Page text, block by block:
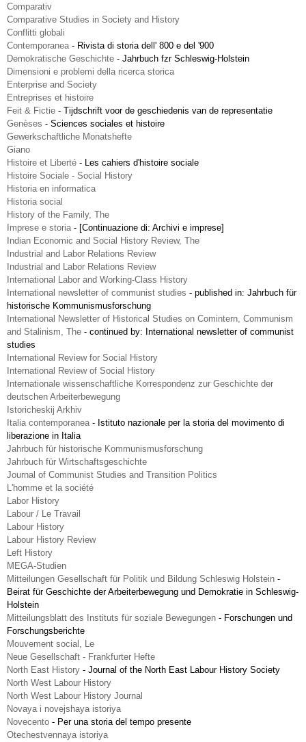
Comparativ
Comparative Studies in Society and History
Conflitti globali
Contemporanea- Rivista di storia dell' 800 e del '900
Demokratische Geschichte - Jahrbuch fzr Schleswig-Holstein
Dimensioni e problemi della ricerca storica
Enterprise and Society
Entreprises et histoire
Feit & Fictie - Tijdschrift voor de geschiedenis van de representatie
Genèses - Sciences sociales et histoire
Gewerkschaftliche Monatshefte
Giano
Histoire et Liberté - Les cahiers d'histoire sociale
Histoire Sociale - Social History
Historia en informatica
Historia social
History of the Family, The
Imprese e storia- [Continuazione di: Archivi e imprese]
Indian Economic and Social History Review, The
Industrial and Labor Relations Review
Industrial and Labor Relations Review
International Labor and Working-Class History
International newsletter of communist studies - published in: Jahrbuch für
historische Kommunismusforschung
International Newsletter of Historical Studies on Comintern, Communism
and Stalinism, The - continued by: International newsletter of communist
studies
International Review for Social History
International Review of Social History
Internationale wissenschaftliche Korrespondenz zur Geschichte der
deutschen Arbeiterbewegung
Istoricheskij Arkhiv
Italia contemporanea- Istituto nazionale per la storia del movimento di
liberazione in Italia
Jahrbuch für historische Kommunismusforschung
Jahrbuch für Wirtschaftsgeschichte
Journal of Communist Studies and Transition Politics
L'homme et la société
Labor History
Labour / Le Travail
Labour History
Labour History Review
Left History
MEGA-Studien
Mitteilungen Gesellschaft für Politik und Bildung Schleswig Holstein -
Beirat für Geschichte der Arbeiterbewegung und Demokratie in Schleswig-
Holstein
Mitteilungsblatt des Instituts für soziale Bewegungen - Forschungen und
Forschungsberichte
Mouvement social, Le
Neue Gesellschaft - Frankfurter Hefte
North East History - Journal of the North East Labour History Society
North West Labour History
North West Labour History Journal
Novaya i novejshaya istoriya
Novecento - Per una storia del tempo presente
Otechestvennaya istoriya